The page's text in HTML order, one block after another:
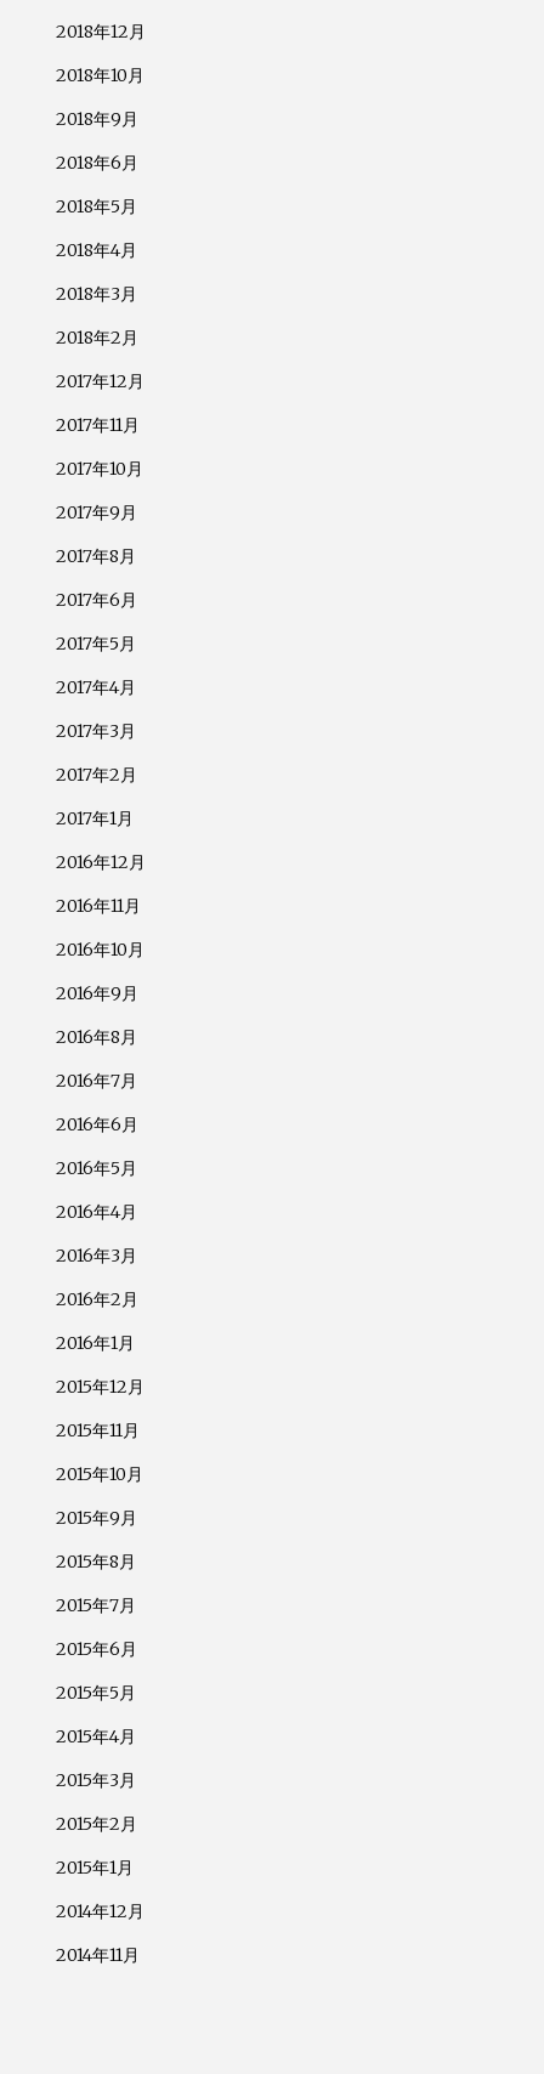
2018年12月
2018年10月
2018年9月
2018年6月
2018年5月
2018年4月
2018年3月
2018年2月
2017年12月
2017年11月
2017年10月
2017年9月
2017年8月
2017年6月
2017年5月
2017年4月
2017年3月
2017年2月
2017年1月
2016年12月
2016年11月
2016年10月
2016年9月
2016年8月
2016年7月
2016年6月
2016年5月
2016年4月
2016年3月
2016年2月
2016年1月
2015年12月
2015年11月
2015年10月
2015年9月
2015年8月
2015年7月
2015年6月
2015年5月
2015年4月
2015年3月
2015年2月
2015年1月
2014年12月
2014年11月